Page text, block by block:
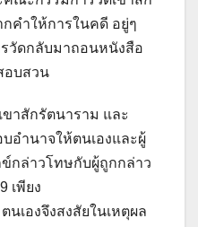
คำให้การในคดี อยู่ๆ
วัดกลับมาถอนหนังสือ
อบสวน
ขาสักรัตนาราม และ
อำนาจให้ตนเองและผู้
กล่าวโทษกับผู้ถูกกล่าว
เพียง
เองจึงสงสัยในเหตุผล